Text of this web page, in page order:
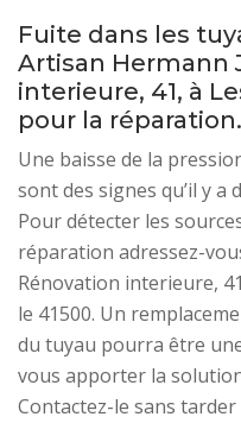
Fuite dans les
Artisan Hermann
interieure, 41, à
pour la réparation.
Une baisse de la
sont des signes qu’il y a
Pour détecter les
réparation adressez-
Rénovation interieure,
le 41500. Un
du tuyau pourra être
vous apporter la
Contactez-le sans tarder